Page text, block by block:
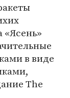
в виде
The